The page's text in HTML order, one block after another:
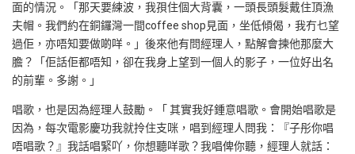
面的情況。「那天要練波，我孭住個大背囊，一頭長頭髮戴住頂漁
夫帽。我們約在銅鑼灣一間coffee shop見面，坐低傾偈，我冇乜望
過佢，亦唔知要做啲咩。」後來他有問經理人，點解會揀他那麼大
膽？「佢話佢都唔知，卻在我身上望到一個人的影子，一位好出名
的前輩。多謝。」
唱歌，也是因為經理人鼓勵。「 其實我好鍾意唱歌。會開始唱歌是
因為，每次電影慶功我就拎住支咪，唱到經理人問我：『子彤你唱
唔唱歌？』我話唱緊吖，你想聽咩歌？我唱俾你聽，經理人就話：